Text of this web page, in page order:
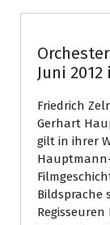
Juni
Friedrich
Gerhart
gilt in ihrer
Bildsprache